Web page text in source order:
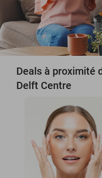
Deals à proximité
Delft Centre